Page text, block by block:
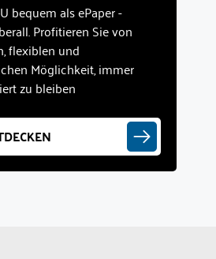
bequem als ePaper -
Profitieren Sie von
flexiblen und
Möglichkeit, immer
zu bleiben